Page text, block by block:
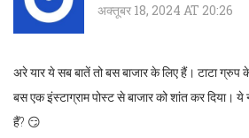
अक्तूबर 18, 2024 AT 20:26
अरे यार ये सब बातें तो बस बाजार के लिए हैं। टाटा ग्रुप
बस एक इंस्टाग्राम पोस्ट से बाजार को शांत कर दिया। ये
हैं? 😏